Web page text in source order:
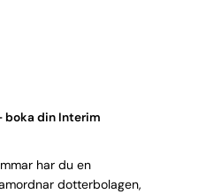
boka din Interim
har du en
dotterbolagen,